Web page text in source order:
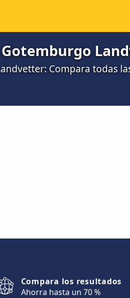
Compara todas
Compara los resultados
Ahorra hasta un 70 %